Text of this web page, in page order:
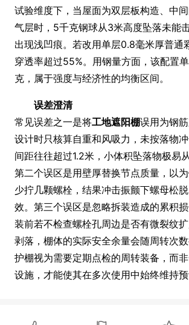
试验维度下，当屋面为双层板构造、中
气层时，5千克钢球从3米高度坠落未能
出现浅凹痕。若改用单层0.8毫米厚普通
穿透率超过55%。用钢量方面，该配置
克，属于强度与经济性的均衡区间。
误差澄清
常见误差之一是将工地遮阳棚误用为钢
设计时只核算自重和风吸力，未按落物
间距往往超过1.2米，小体积坠落物极易
第二个误区是用壁厚替换节点质量，以
少拧几颗螺栓，结果冲击振颤下螺母松
效。第三个误区是忽略拆装造成的累积
装前若不检查螺栓孔周边是否有微裂纹
剥落，棚体的实际安全余量会随周转次
护棚视为需要定期点检的周转装备，而
设施，才能使其在多次使用中始终维持预